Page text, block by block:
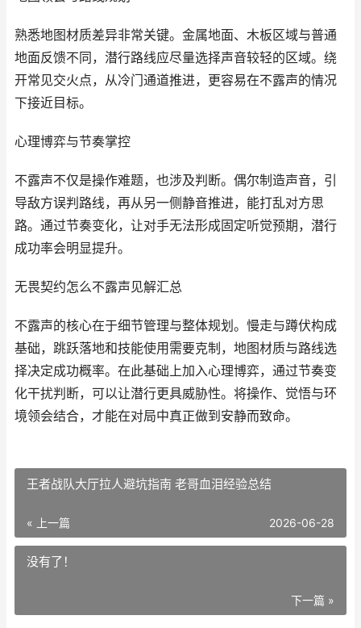
熟悉地图材质差异非常关键。金属地面、木板区域与普通
地面反馈不同，潜行路线应尽量选择声音较轻的区域。绕
开常见交火点，从冷门通道推进，更容易在不露声的情况
下接近目标。
心理博弈与节奏掌控
不露声不仅是操作难题，也涉及判断。偶尔制造声音，引
导敌方误判路线，再从另一侧静音推进，能打乱对方思
路。通过节奏变化，让对手无法形成固定听觉预期，潜行
成功率会明显提升。
无畏契约怎么不露声见解汇总
不露声的核心在于细节管理与整体规划。慢走与蹲伏构成
基础，跳跃落地和技能使用需要克制，地图材质与路线选
择决定成功概率。在此基础上加入心理博弈，通过节奏变
化干扰判断，可以让潜行更具威胁性。将操作、觉悟与环
境领会结合，才能在对局中真正做到安静而致命。
王者战队大厅拉人避坑指南 老哥血泪经验总结
« 上一篇 2026-06-28
没有了！
下一篇 »